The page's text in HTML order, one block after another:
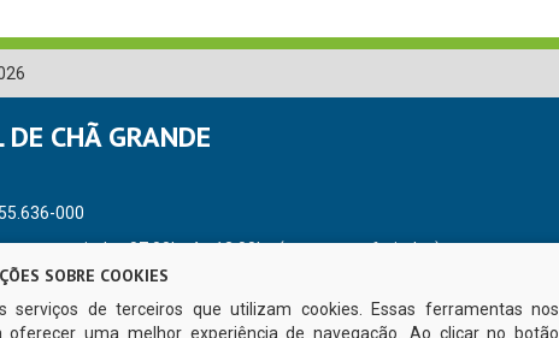
CHÃ GRANDE
000
a partir das 07:00hs às 13:00hs (exceto nos feriados)
SOBRE COOKIES
serviços de terceiros que utilizam cookies. Essas ferramentas nos
oferecer uma melhor experiência de navegação. Ao clicar no botão